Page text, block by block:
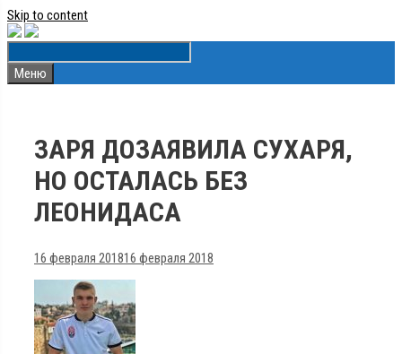
Skip to content
Меню
ЗАРЯ ДОЗАЯВИЛА СУХАРЯ,
НО ОСТАЛАСЬ БЕЗ
ЛЕОНИДАСА
16 февраля 201816 февраля 2018